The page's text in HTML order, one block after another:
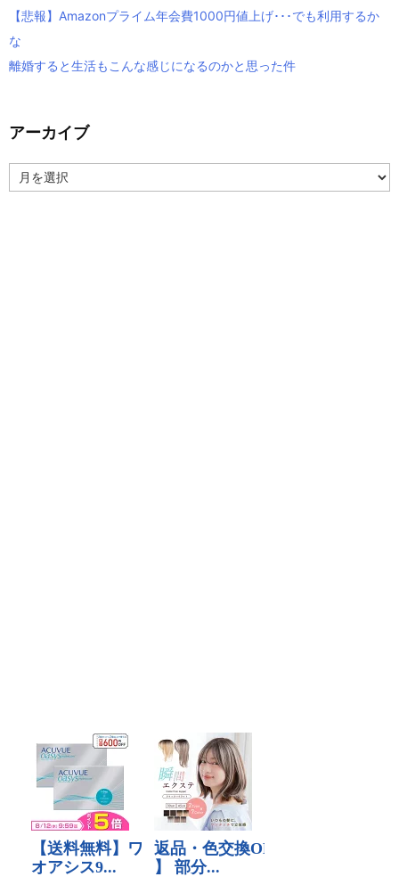
【悲報】Amazonプライム年会費1000円値上げ･･･でも利用するか
な
離婚すると生活もこんな感じになるのかと思った件
アーカイブ
ー